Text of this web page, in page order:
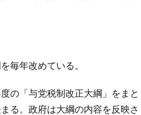
毎年改めている。
の「与党税制改正大綱」をまと
る。政府は大綱の内容を反映さ